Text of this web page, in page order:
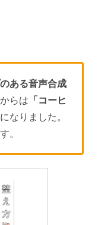
ある音声合成
らは 「コーヒ
なりました。
。